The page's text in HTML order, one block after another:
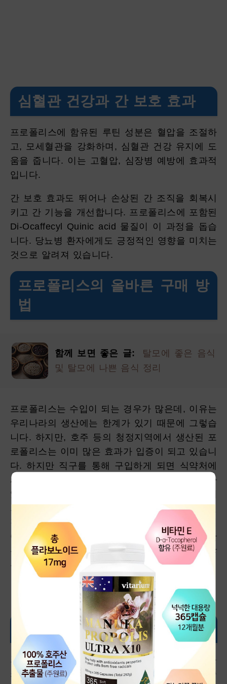
심혈관 건강과 간 보호 효과
프로폴리스에 함유된 루틴 성분은 혈압을 조절하
고, 모세혈관을 강화하며, 심혈관 건강 유지에 도
움을 줍니다. 이는 고혈압, 심장병 예방에 효과적
입니다.
간 보호 효과도 뛰어나 손상된 간 조직을 회복시
키고 간 기능을 개선합니다. 프로폴리스에 포함된
Di-Ocaffecyl Quinic acid 물질이 이 과정을 돕습
니다. 당뇨병 환자에게도 긍정적인 영향을 미치는
것으로 알려져 있습니다.
프로폴리스의 올바른 구매 방
법
함께 보면 좋은 글:
탈모에 좋은 음식
및 탈모에 나쁜 음식 정리
프로폴리스는 수입이 되는 경우가 많은데, 이유는
우리나라의 생산에는 한계가 있기 때문에 그렇습
니다. 하지만, 호주 등의 청정지역에서 생산된 포
로폴리스는 이미 많은 효과가 입증이 되고 있습니
다. 하지만 직구를 통해 구입하게 되면 식약처에
서 검사를 받지 않았으므로 어떤 성분이 들어가
있는지 소비자는 알 수 없습니다. 그러므로 꼭 해
외에서 수입을 하더라도 식약처 검사를 마친 "건
강기능식품" 마크가 있는 플로폴리스를 구매하셔
야 합니다. 호주 직수입 전문점 비타리움에서 만
든 플로폴리스 구매처를 링크로 남겨드릴 테니 많
은 관심 부탁드립니다.
프로폴리스 바로구매👆
프로폴리스의 올바른 복용법
프로폴리스는 다양한 형태로 제공되며, 초보자는
소량으로 시작해 점차 복용량을 늘리는 것이 좋습